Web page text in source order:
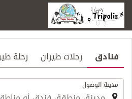
فنادق رحلات طيران رحلة
. مدينة الوصول